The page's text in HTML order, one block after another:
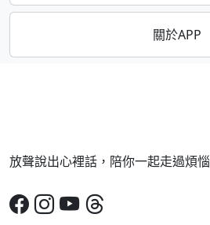
關於APP
放聲說出心裡話，陪你一起走過煩惱